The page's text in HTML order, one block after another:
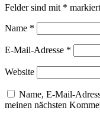
Felder sind mit * markiert
Name *
E-Mail-Adresse *
Website
Name, E-Mail-
meinen nächsten